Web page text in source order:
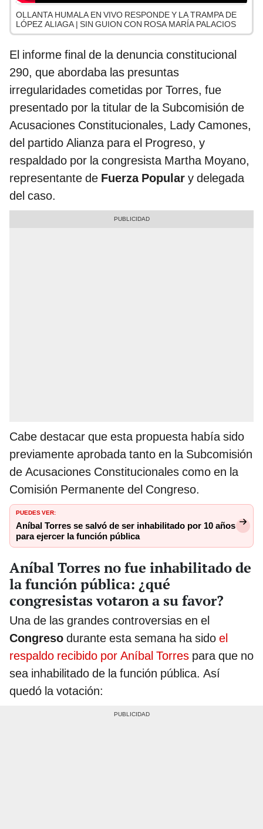
OLLANTA HUMALA EN VIVO RESPONDE Y LA TRAMPA DE
LÓPEZ ALIAGA | SIN GUION CON ROSA MARÍA PALACIOS
El informe final de la denuncia constitucional
290, que abordaba las presuntas
irregularidades cometidas por Torres, fue
presentado por la titular de la Subcomisión de
Acusaciones Constitucionales, Lady Camones,
del partido Alianza para el Progreso, y
respaldado por la congresista Martha Moyano,
representante de Fuerza Popular y delegada
del caso.
Cabe destacar que esta propuesta había sido
previamente aprobada tanto en la Subcomisión
de Acusaciones Constitucionales como en la
Comisión Permanente del Congreso.
PUEDES VER:
Aníbal Torres se salvó de ser inhabilitado por 10 años
para ejercer la función pública
Aníbal Torres no fue inhabilitado de
la función pública: ¿qué
congresistas votaron a su favor?
Una de las grandes controversias en el
Congreso durante esta semana ha sido el
respaldo recibido por Aníbal Torres para que no
sea inhabilitado de la función pública. Así
quedó la votación: